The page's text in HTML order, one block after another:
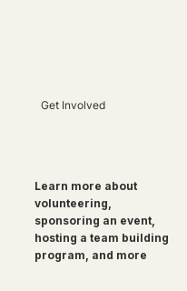
Get Involved
Learn more about
volunteering,
sponsoring an event,
hosting a team building
program, and more